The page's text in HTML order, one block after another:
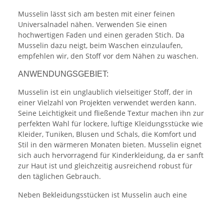
Musselin lässt sich am besten mit einer feinen
Universalnadel nähen. Verwenden Sie einen
hochwertigen Faden und einen geraden Stich. Da
Musselin dazu neigt, beim Waschen einzulaufen,
empfehlen wir, den Stoff vor dem Nähen zu waschen.
ANWENDUNGSGEBIET:
Musselin ist ein unglaublich vielseitiger Stoff, der in
einer Vielzahl von Projekten verwendet werden kann.
Seine Leichtigkeit und fließende Textur machen ihn zur
perfekten Wahl für lockere, luftige Kleidungsstücke wie
Kleider, Tuniken, Blusen und Schals, die Komfort und
Stil in den wärmeren Monaten bieten. Musselin eignet
sich auch hervorragend für Kinderkleidung, da er sanft
zur Haut ist und gleichzeitig ausreichend robust für
den täglichen Gebrauch.
Neben Bekleidungsstücken ist Musselin auch eine